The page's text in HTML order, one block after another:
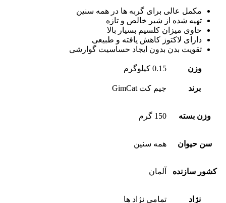
مکمل عالی برای گربه ها در همه سنین
تهیه شده از شیر خالص و تازه
حاوی میزان کلسیم بسیار بالا
دارای لاکتوز کاهش یافته و طبیعی
تقویت بدن بدون ایجاد حساسیت گوارشی
وزن 0.15 کیلوگرم
برند جیم کت GimCat
وزن بسته 150 گرم
سن حیوان همه سنین
کشور سازنده آلمان
نژاد تمامی نژاد ها